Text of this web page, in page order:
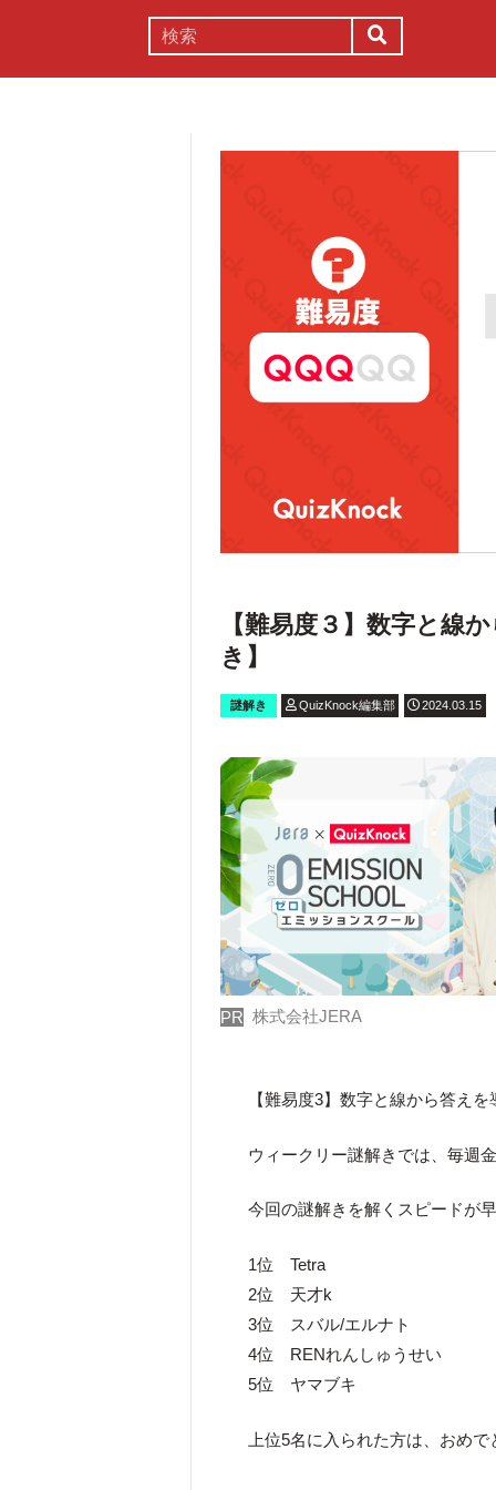
【難易度３】数字と線
き】
謎解き QuizKnock編集部 2024.03.15
PR 株式会社JERA
【難易度3】数字と線から答え
ウィークリー謎解きでは、毎週
今回の謎解きを解くスピードが
1位 Tetra
2位 天才k
3位 スバル/エルナト
4位 RENれんしゅうせい
5位 ヤマブキ
上位5名に入られた方は、おめ